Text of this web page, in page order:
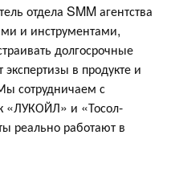
отдела SMM агентства
и инструментами,
долгосрочные
в продукте и
сотрудничаем с
«ЛУКОЙЛ» и «Тосол-
реально работают в